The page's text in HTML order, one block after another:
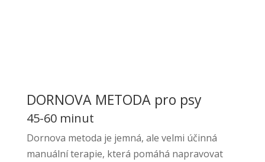
DORNOVA METODA pro psy
45-60 minut
Dornova metoda je jemná, ale velmi účinná
manuální terapie, která pomáhá napravovat